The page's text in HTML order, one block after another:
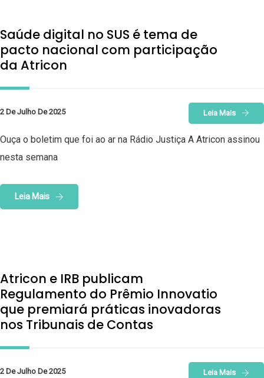
Saúde digital no SUS é tema de
pacto nacional com participação
da Atricon
2 De Julho De 2025 Leia Mais
Ouça o boletim que foi ao ar na Rádio Justiça A Atricon assinou
nesta semana
Leia Mais
Atricon e IRB publicam
Regulamento do Prêmio Innovatio
que premiará práticas inovadoras
nos Tribunais de Contas
2 De Julho De 2025 Leia Mais